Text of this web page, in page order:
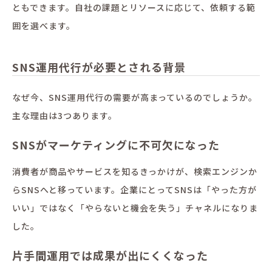
ともできます。自社の課題とリソースに応じて、依頼する範
囲を選べます。
SNS運用代行が必要とされる背景
なぜ今、SNS運用代行の需要が高まっているのでしょうか。
主な理由は3つあります。
SNSがマーケティングに不可欠になった
消費者が商品やサービスを知るきっかけが、検索エンジンか
らSNSへと移っています。企業にとってSNSは「やった方が
いい」ではなく「やらないと機会を失う」チャネルになりま
した。
片手間運用では成果が出にくくなった